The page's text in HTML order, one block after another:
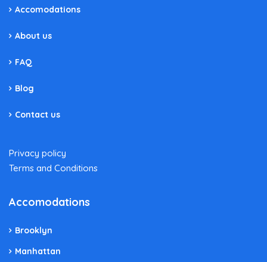
Accomodations
About us
FAQ
Blog
Contact us
Privacy policy
Terms and Conditions
Accomodations
Brooklyn
Manhattan